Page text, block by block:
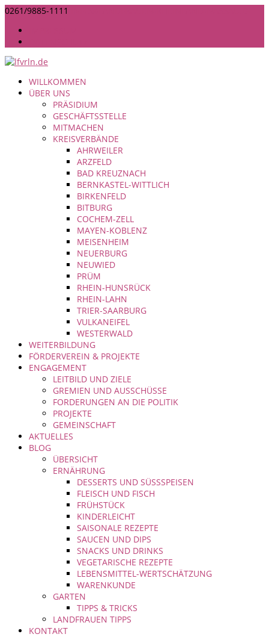
0261/9885-1111
WILLKOMMEN
ÜBER UNS
PRÄSIDIUM
GESCHÄFTSSTELLE
MITMACHEN
KREISVERBÄNDE
AHRWEILER
ARZFELD
BAD KREUZNACH
BERNKASTEL-WITTLICH
BIRKENFELD
BITBURG
COCHEM-ZELL
MAYEN-KOBLENZ
MEISENHEIM
NEUERBURG
NEUWIED
PRÜM
RHEIN-HUNSRÜCK
RHEIN-LAHN
TRIER-SAARBURG
VULKANEIFEL
WESTERWALD
WEITERBILDUNG
FÖRDERVEREIN & PROJEKTE
ENGAGEMENT
LEITBILD UND ZIELE
GREMIEN UND AUSSCHÜSSE
FORDERUNGEN AN DIE POLITIK
PROJEKTE
GEMEINSCHAFT
AKTUELLES
BLOG
ÜBERSICHT
ERNÄHRUNG
DESSERTS UND SÜSSSPEISEN
FLEISCH UND FISCH
FRÜHSTÜCK
KINDERLEICHT
SAISONALE REZEPTE
SAUCEN UND DIPS
SNACKS UND DRINKS
VEGETARISCHE REZEPTE
LEBENSMITTEL-WERTSCHÄTZUNG
WARENKUNDE
GARTEN
TIPPS & TRICKS
LANDFRAUEN TIPPS
KONTAKT